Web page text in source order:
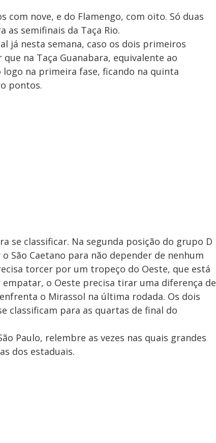
com nove, e do Flamengo, com oito. Só duas
as semifinais da Taça Rio.
já nesta semana, caso os dois primeiros
na Taça Guanabara, equivalente ao
na primeira fase, ficando na quinta
pontos.
se classificar. Na segunda posição do grupo D
São Caetano para não depender de nenhum
torcer por um tropeço do Oeste, que está
o Oeste precisa tirar uma diferença de
o Mirassol na última rodada. Os dois
classificam para as quartas de final do
Paulo, relembre as vezes nas quais grandes
dos estaduais.